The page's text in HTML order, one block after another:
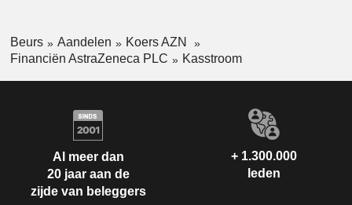
Beurs Aandelen
Koers AZN
Financiën AstraZeneca PLC
Kasstroom
Al meer dan
20 jaar aan de
zijde van beleggers
+ 1.300.000
leden